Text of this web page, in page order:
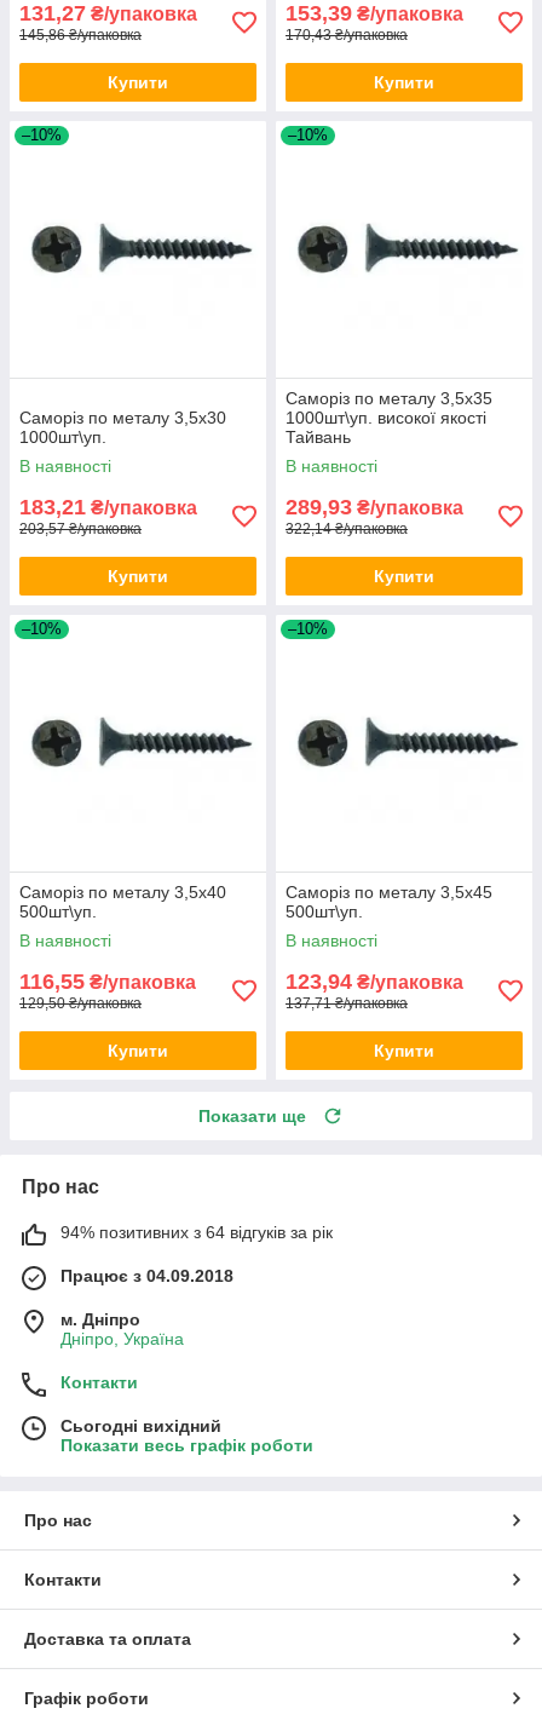
131,27 ₴/упаковка
145,86 ₴/упаковка
Купити
153,39 ₴/упаковка
170,43 ₴/упаковка
Купити
–10%
Саморіз по металу 3,5x30
1000шт\уп.
В наявності
183,21 ₴/упаковка
203,57 ₴/упаковка
Купити
–10%
Саморіз по металу 3,5x35
1000шт\уп. високої якості
Тайвань
В наявності
289,93 ₴/упаковка
322,14 ₴/упаковка
Купити
–10%
Саморіз по металу 3,5x40
500шт\уп.
В наявності
116,55 ₴/упаковка
129,50 ₴/упаковка
Купити
–10%
Саморіз по металу 3,5x45
500шт\уп.
В наявності
123,94 ₴/упаковка
137,71 ₴/упаковка
Купити
Показати ще
Про нас
94% позитивних з 64 відгуків за рік
Працює з 04.09.2018
м. Дніпро
Дніпро, Україна
Контакти
Сьогодні вихідний
Показати весь графік роботи
Про нас
Контакти
Доставка та оплата
Графік роботи